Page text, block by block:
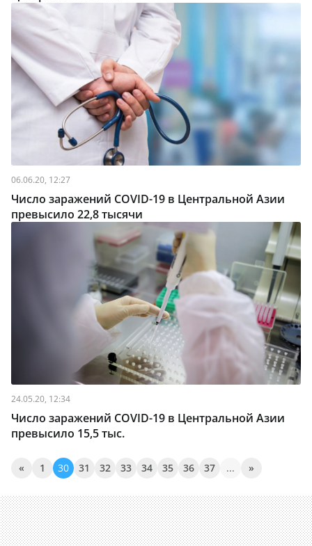
06.06.20, 12:27
Число заражений COVID-19 в Центральной Азии
превысило 22,8 тысячи
24.05.20, 12:34
Число заражений COVID-19 в Центральной Азии
превысило 15,5 тыс.
« 1 30 31 32 33 34 35 36 37 ... »